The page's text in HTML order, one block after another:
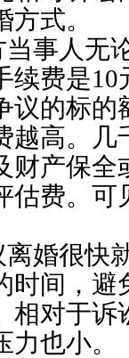
式。
事人无
续费是10
议的标的
越高。几
财产保全
估费。可
离婚很快
时间，避
相对于诉
也小。